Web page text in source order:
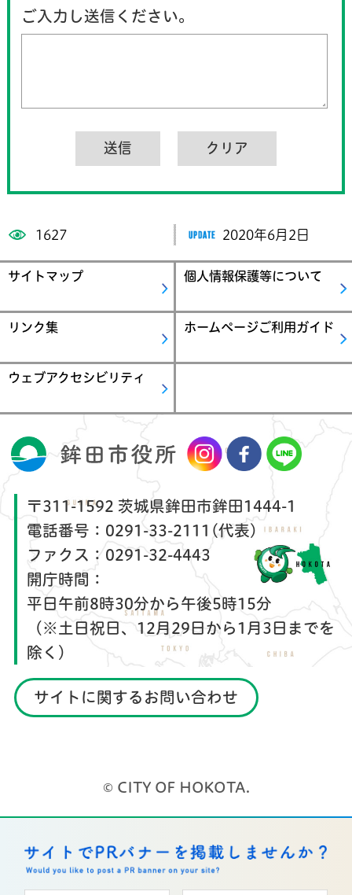
ご入力し送信ください。
1627 2020年6月2日
サイトマップ 個人情報保護等について
リンク集 ホームページご利用ガイド
ウェブアクセシビリティ
〒311-1592 茨城県鉾田市鉾田1444-1
電話番号： 0291-33-2111(代表)
ファクス： 0291-32-4443
開庁時間：
平日午前8時30分から午後5時15分
（※土日祝日、12月29日から1月3日までを
除く）
サイトに関するお問い合わせ
© CITY OF HOKOTA.